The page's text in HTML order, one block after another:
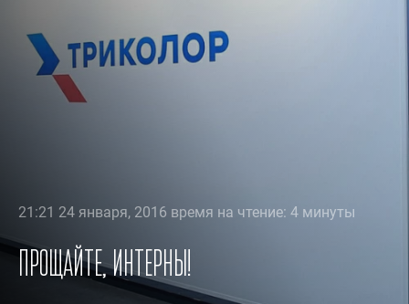
21:21 24 января, 2016 время на чтение: 4 минуты
Прощайте, интерны!